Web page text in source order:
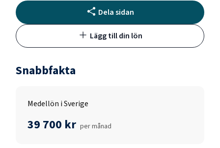
Dela sidan
Lägg till din lön
Snabbfakta
Medellön i Sverige
39 700 kr per månad